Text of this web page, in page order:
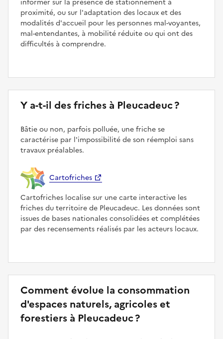
proximité, ou sur l'adaptation des locaux et des
modalités d'accueil pour les personnes mal-voyantes,
mal-entendantes, à mobilité réduite ou qui ont des
difficultés à comprendre.
Y a-t-il des friches à Pleucadeuc ?
Bâtie ou non, parfois polluée, une friche se
caractérise par l'impossibilité de son réemploi sans
travaux préalables.
Cartofriches
Cartofriches localise sur une carte interactive les
friches du territoire de Pleucadeuc. Les données sont
issues de bases nationales consolidées et complétées
par des recensements réalisés par les acteurs locaux.
Comment évolue la consommation
d'espaces naturels, agricoles et
forestiers à Pleucadeuc ?